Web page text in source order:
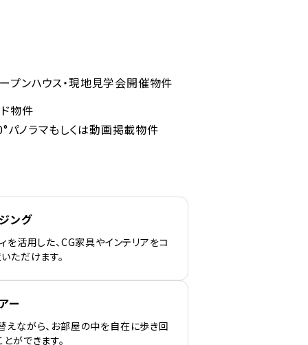
プンハウス・現地見学会開催物件
物件
パノラマもしくは動画掲載物件
ング
を活用した、CG家具やインテリアをコ
ただけます。
ー
えながら、お部屋の中を自在に歩き回
ができます。